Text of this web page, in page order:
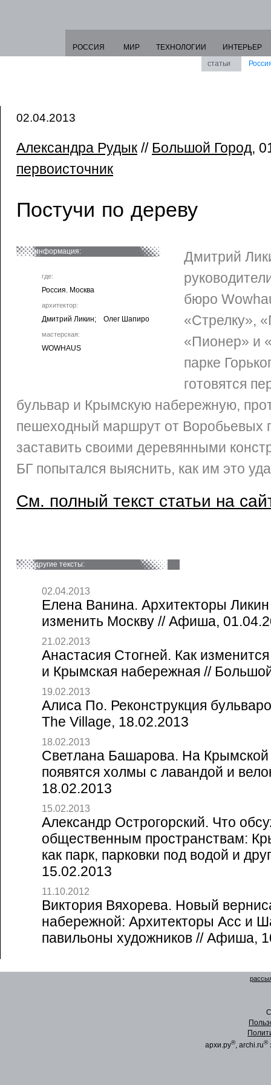
РОССИЯ МИР ТЕХНОЛОГИИ
ИНТЕРЬЕР
статьи
02.04.2013
Александра Рудык // Большой Город,
первоисточник
Постучи по дереву
информация:
где:
Россия. Москва
архитектор:
Дмитрий Ликин; Олег Шапиро
мастерская:
WOWHAUS
Дмитрий
бюро
«Стрелку»,
«Пионер» и
парке
готовятся
бульвар и Крымскую набережную,
пешеходный маршрут от Воробьевых
заставить своими деревянными
БГ попытался выяснить, как им это
См. полный текст статьи на
другие тексты:
02.04.2013
Елена Ванина. Архитекторы
изменить Москву // Афиша,
21.02.2013
Анастасия Стогней. Как
и Крымская набережная //
19.02.2013
Алиса По. Реконструкция
The Village, 18.02.2013
18.02.2013
Светлана Башарова. На
появятся холмы с лавандой и
18.02.2013
15.02.2013
Александр Острогорский. Что
общественным пространствам:
как парк, парковки под водой и
15.02.2013
11.10.2012
Виктория Вяхорева. Новый
набережной: Архитекторы Асс и
павильоны художников // Афиша,
архи.ру®, archi.ru®